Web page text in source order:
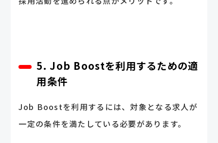
5. Job Boostを利用するための適
用条件
Job Boostを利用するには、対象となる求人が
一定の条件を満たしている必要があります。